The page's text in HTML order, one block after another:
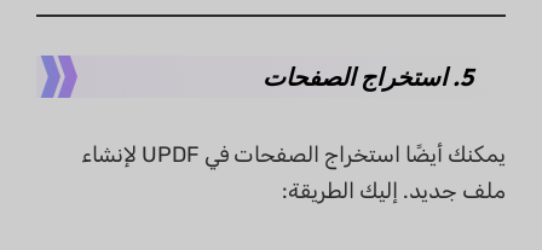
5. استخراج الصفحات
يمكنك أيضًا استخراج الصفحات في UPDF لإنشاء
ملف جديد. إليك الطريقة: